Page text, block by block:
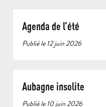
Agenda de l’été
Publié le 12 juin 2026
Aubagne insolite
Publié le 10 juin 2026